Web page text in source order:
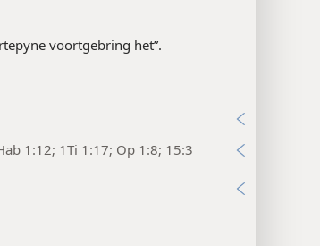
voortgebring het”.
1:12; 1Ti 1:17; Op 1:8; 15:3